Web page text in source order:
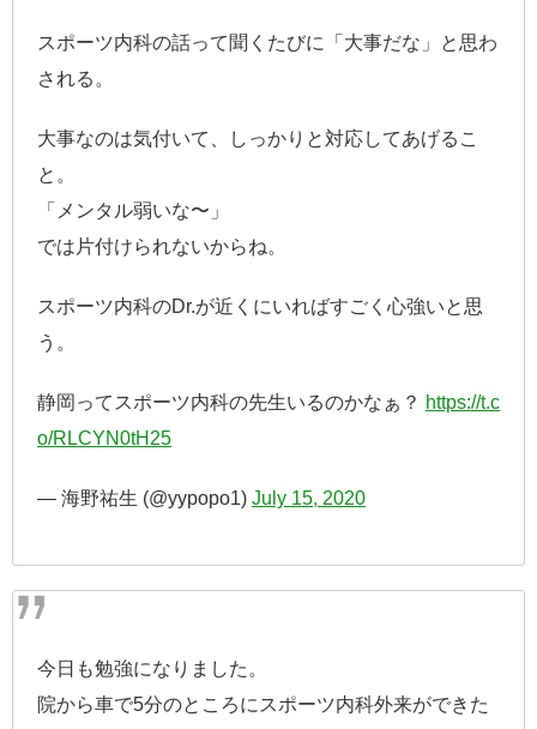
スポーツ内科の話って聞くたびに「大事だな」と思わ
される。
大事なのは気付いて、しっかりと対応してあげるこ
と。
「メンタル弱いな〜」
では片付けられないからね。
スポーツ内科のDr.が近くにいればすごく心強いと思
う。
静岡ってスポーツ内科の先生いるのかなぁ？ https://t.c
o/RLCYN0tH25
— 海野祐生 (@yypopo1) July 15, 2020
今日も勉強になりました。
院から車で5分のところにスポーツ内科外来ができた